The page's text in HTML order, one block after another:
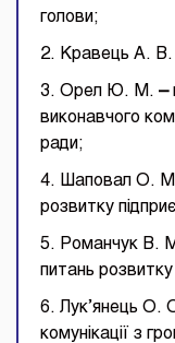
голови;
2. Кравець А. В.
3. Орел Ю. М. –
виконавчого
ради;
4. Шаповал О. М.
розвитку
5. Романчук В. М.
питань
6. Лук’янець О.
комунікації з